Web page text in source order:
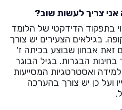
צריך לעשות שוב?
בתפקוד הדידקטי של הלומד
בגילאים הצעירים יש צורך
זאת אבחון שבוצע בכיתה ז'
הבגרות. בגיל הבוגר
ואסטרטגיות המסייעות
ועל כן יש צורך בהערכה